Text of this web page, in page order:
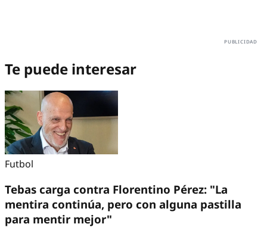
Te puede interesar
Futbol
Tebas carga contra Florentino Pérez: "La
mentira continúa, pero con alguna pastilla
para mentir mejor"